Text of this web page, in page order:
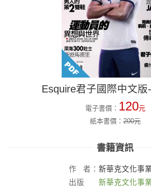
Esquire君子國際中文版
電子書價： 120元
紙本書價：200元
書籍資訊
作 者： 新華克文化事
出版
新華克文化事